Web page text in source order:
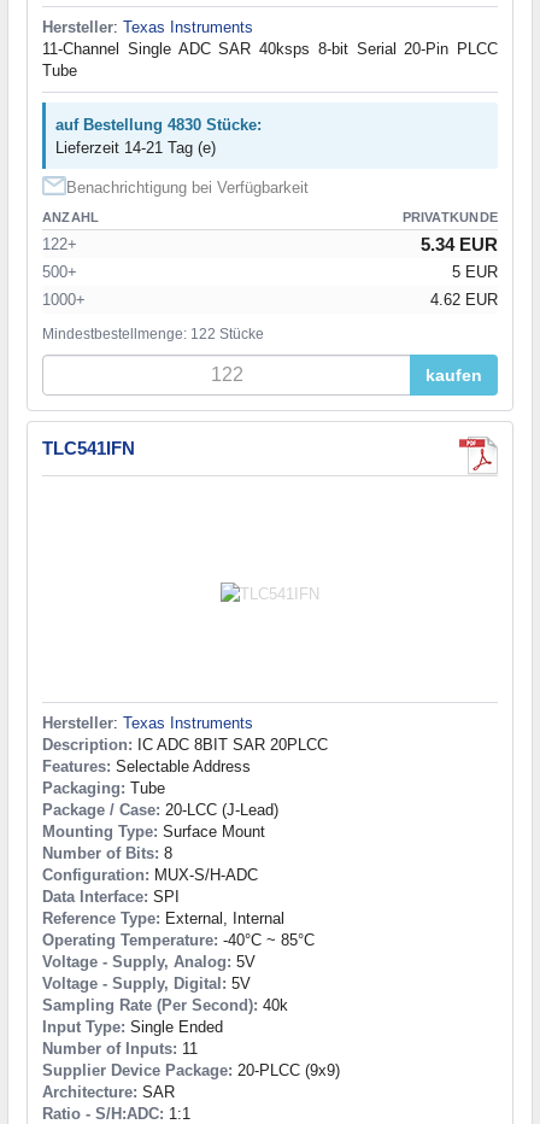
Hersteller: Texas Instruments
11-Channel Single ADC SAR 40ksps 8-bit Serial 20-Pin PLCC
Tube
auf Bestellung 4830 Stücke:
Lieferzeit 14-21 Tag (e)
Benachrichtigung bei Verfügbarkeit
ANZAHL PRIVATKUNDE
122+ 5.34 EUR
500+
5 EUR
1000+
4.62 EUR
Mindestbestellmenge: 122 Stücke
kaufen
TLC541IFN
Hersteller: Texas Instruments
Description: IC ADC 8BIT SAR 20PLCC
Features: Selectable Address
Packaging: Tube
Package / Case: 20-LCC (J-Lead)
Mounting Type: Surface Mount
Number of Bits: 8
Configuration: MUX-S/H-ADC
Data Interface: SPI
Reference Type: External, Internal
Operating Temperature: -40°C ~ 85°C
Voltage - Supply, Analog: 5V
Voltage - Supply, Digital: 5V
Sampling Rate (Per Second): 40k
Input Type: Single Ended
Number of Inputs: 11
Supplier Device Package: 20-PLCC (9x9)
Architecture: SAR
Ratio - S/H:ADC: 1:1